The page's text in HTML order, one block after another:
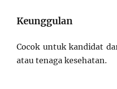
Keunggulan
Cocok untuk kandidat
atau tenaga kesehatan.